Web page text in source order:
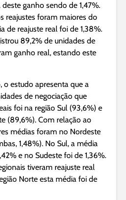
ganho sendo de 1,47%.
reajustes foram maiores do
de reajuste real foi de 1,38%.
89,2% de unidades de
ganho real, estando este
o estudo apresenta que a
de negociação que
foi na região Sul (93,6%) e
(89,6%). Com relação ao
médias foram no Nordeste
1,48%). No Sul, a média
e no Sudeste foi de 1,36%.
tiveram reajuste real
Norte esta média foi de